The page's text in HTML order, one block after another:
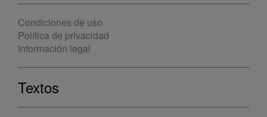
Condiciones de uso
Política de privacidad
Información legal
Textos